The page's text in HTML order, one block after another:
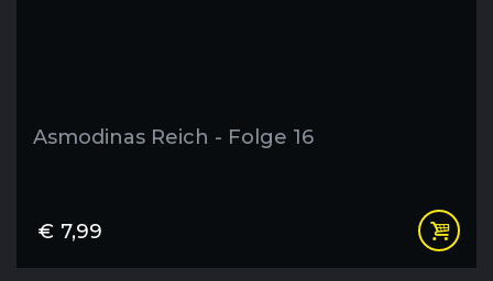
Asmodinas Reich - Folge 16
€ 7,99